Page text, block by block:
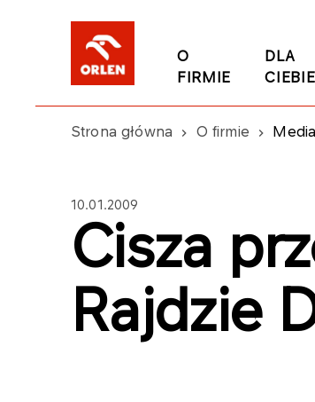
O
FIRMIE
DLA
CIEBIE
Strona główna O firmie Media
10.01.2009
Cisza
Rajdzie